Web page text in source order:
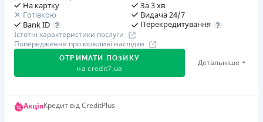
На картку
Готівкою
Bank ID
За 3 хв
Видача 24/7
Перекредитування
Істотні характеристики послуги
Попередження про можливі наслідки
ОТРИМАТИ ПОЗИКУ
на credit7.ua
Детальніше
Акція: «Кешбек за друга»
АкціяКредит від CreditPlus